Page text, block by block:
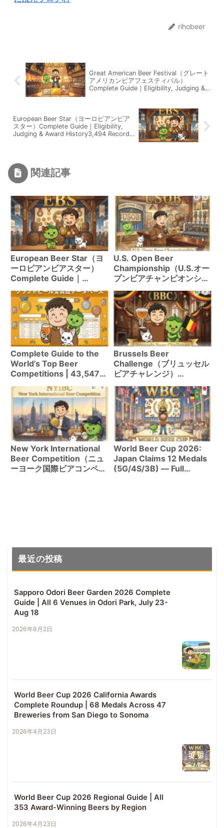
rihobeer
Great American Beer Festival（グレート
アメリカンビアフェスティバル）
Complete Guide｜Eligibility, Judging &
European Beer Star（ヨーロピアンビア
スター）Complete Guide｜Eligibility,
Judging & Award History3,494 Records
関連記事
European Beer Star（ヨ
ーロピアンビアスター）
Complete Guide｜
Eligibility, Judging &
Award History3,494
Records Explained
U.S. Open Beer
Championship（U.S.オー
プンビアチャンピオンシッ
プ）Complete Guide｜
Eligibility, Judging &
Award History5,697
Records Explained
Complete Guide to the
World’s Top Beer
Competitions | 43,547
Database
Brussels Beer
Challenge（ブリュッセル
ビアチャレンジ）
Eligibility, Judging &
Award History2,167
Records Explained
New York International
Beer Competition（ニュ
ーヨーク国際ビアコンペテ
World Beer Cup 2026:
Japan Claims 12 Medals
(5G/4S/3B) — Full
最近の投稿
Sapporo Odori Beer Garden 2026 Complete
Guide | All 6 Venues in Odori Park, July 23-
Aug 18
2026年8月2日
World Beer Cup 2026 California Awards
Complete Roundup | 68 Medals Across 47
Breweries from San Diego to Sonoma
2026年4月23日
World Beer Cup 2026 Regional Guide | All
353 Award-Winning Beers by Region
2026年4月23日